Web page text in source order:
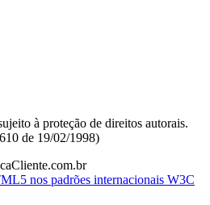
à proteção de direitos autorais.
de 19/02/1998)